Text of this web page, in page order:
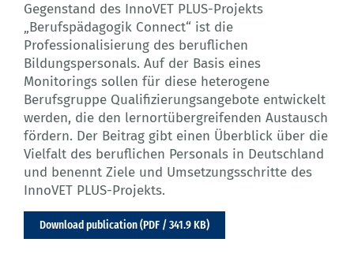
Gegenstand des InnoVET PLUS-Projekts
„Berufspädagogik Connect“ ist die
Professionalisierung des beruflichen
Bildungspersonals. Auf der Basis eines
Monitorings sollen für diese heterogene
Berufsgruppe Qualifizierungsangebote entwickelt
werden, die den lernortübergreifenden Austausch
fördern. Der Beitrag gibt einen Überblick über die
Vielfalt des beruflichen Personals in Deutschland
und benennt Ziele und Umsetzungsschritte des
InnoVET PLUS-Projekts.
Download publication (PDF / 341.9 KB)